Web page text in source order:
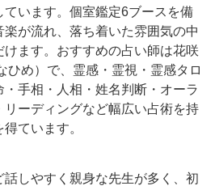
います。個室鑑定6ブースを備
楽が流れ、落ち着いた雰囲気の中
ます。おすすめの占い師は花咲
ひめ）で、霊感・霊視・霊感タロ
手相・人相・姓名判断・オーラ
ーディングなど幅広い占術を持
ています。
しやすく親身な先生が多く、初